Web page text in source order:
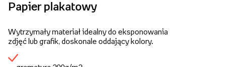
Papier plakatowy
Wytrzymały materiał idealny do eksponowania
zdjęć lub grafik, doskonale oddający kolory.